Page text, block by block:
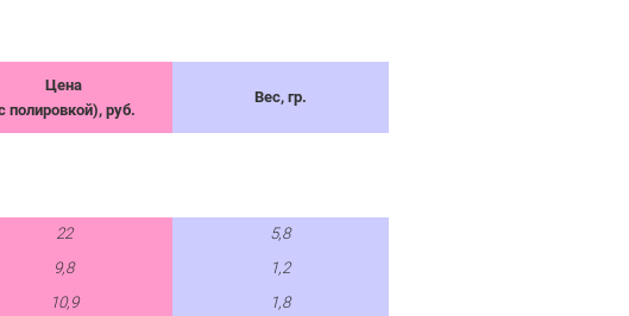
Цена
полировкой), руб.
Вес, гр.
22
5,8
9,8
1,2
10,9
1,8